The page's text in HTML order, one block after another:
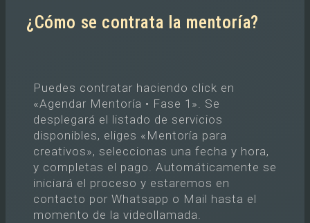
¿Cómo se contrata la mentoría?
Puedes contratar haciendo click en
«Agendar Mentoría • Fase 1». Se
desplegará el listado de servicios
disponibles, eliges «Mentoría para
creativos», seleccionas una fecha y hora,
y completas el pago. Automáticamente se
iniciará el proceso y estaremos en
contacto por Whatsapp o Mail hasta el
momento de la videollamada.